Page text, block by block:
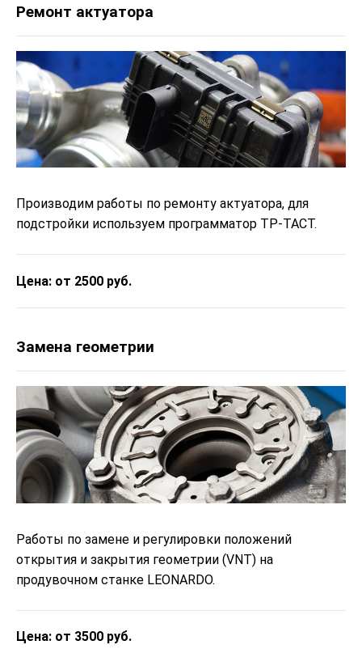
Ремонт актуатора
Производим работы по ремонту актуатора, для
подстройки используем программатор ТР-ТАСТ.
Цена: от 2500 руб.
Замена геометрии
Работы по замене и регулировки положений
открытия и закрытия геометрии (VNT) на
продувочном станке LEONARDO.
Цена: от 3500 руб.